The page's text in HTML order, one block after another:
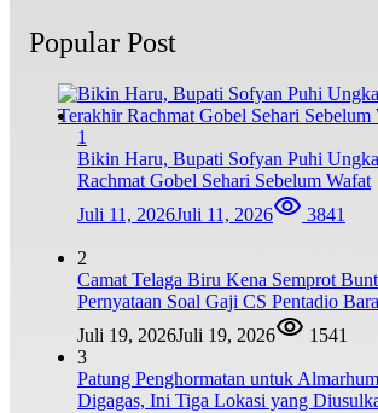
Popular Post
1
Bikin Haru, Bupati Sofyan Puhi
Rachmat Gobel Sehari Sebelum Wafat
Juli 11, 2026Juli 11, 2026 3841
2
Camat Telaga Biru Kena Semprot
Pernyataan Soal Gaji CS Pentadio
Juli 19, 2026Juli 19, 2026
1541
3
Patung Penghormatan untuk
Digagas, Ini Tiga Lokasi yang